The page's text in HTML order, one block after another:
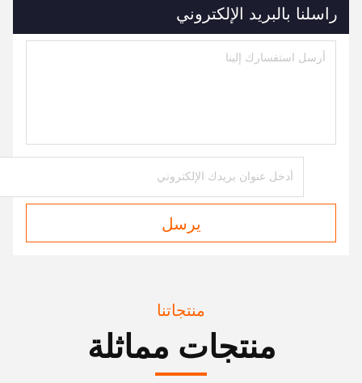
راسلنا بالبريد الإلكتروني
يرسل
منتجاتنا
منتجات مماثلة